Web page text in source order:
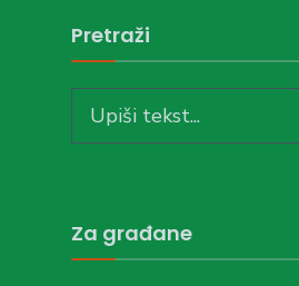
Pretraži
for:
Za građane